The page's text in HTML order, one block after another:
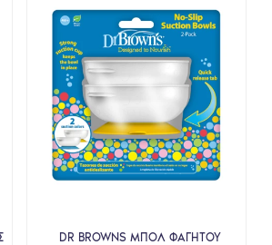
DR BROWNS ΜΠΟΛ ΦΑΓΗΤΟΥ